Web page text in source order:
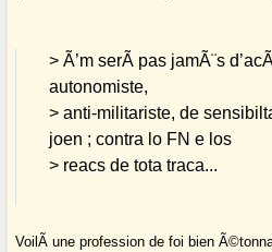
> Ã’m serÃ pas jamÃ¨s
autonomiste,
> anti-militariste, de
joen ; contra lo FN e los
> reacs de tota traca...
VoilÃ une profession de foi bien